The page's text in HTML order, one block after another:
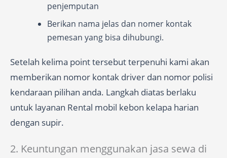
penjemputan
Berikan nama jelas dan nomer kontak
pemesan yang bisa dihubungi.
Setelah kelima point tersebut terpenuhi kami akan
memberikan nomor kontak driver dan nomor polisi
kendaraan pilihan anda. Langkah diatas berlaku
untuk layanan Rental mobil kebon kelapa harian
dengan supir.
2. Keuntungan menggunakan jasa sewa di